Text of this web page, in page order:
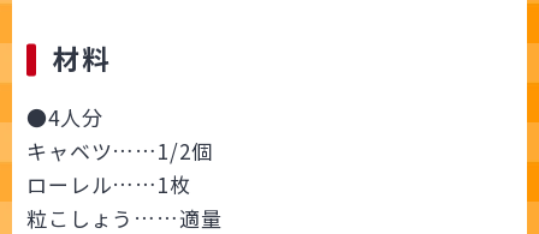
材料
●4人分
キャベツ……1/2個
ローレル……1枚
粒こしょう……適量